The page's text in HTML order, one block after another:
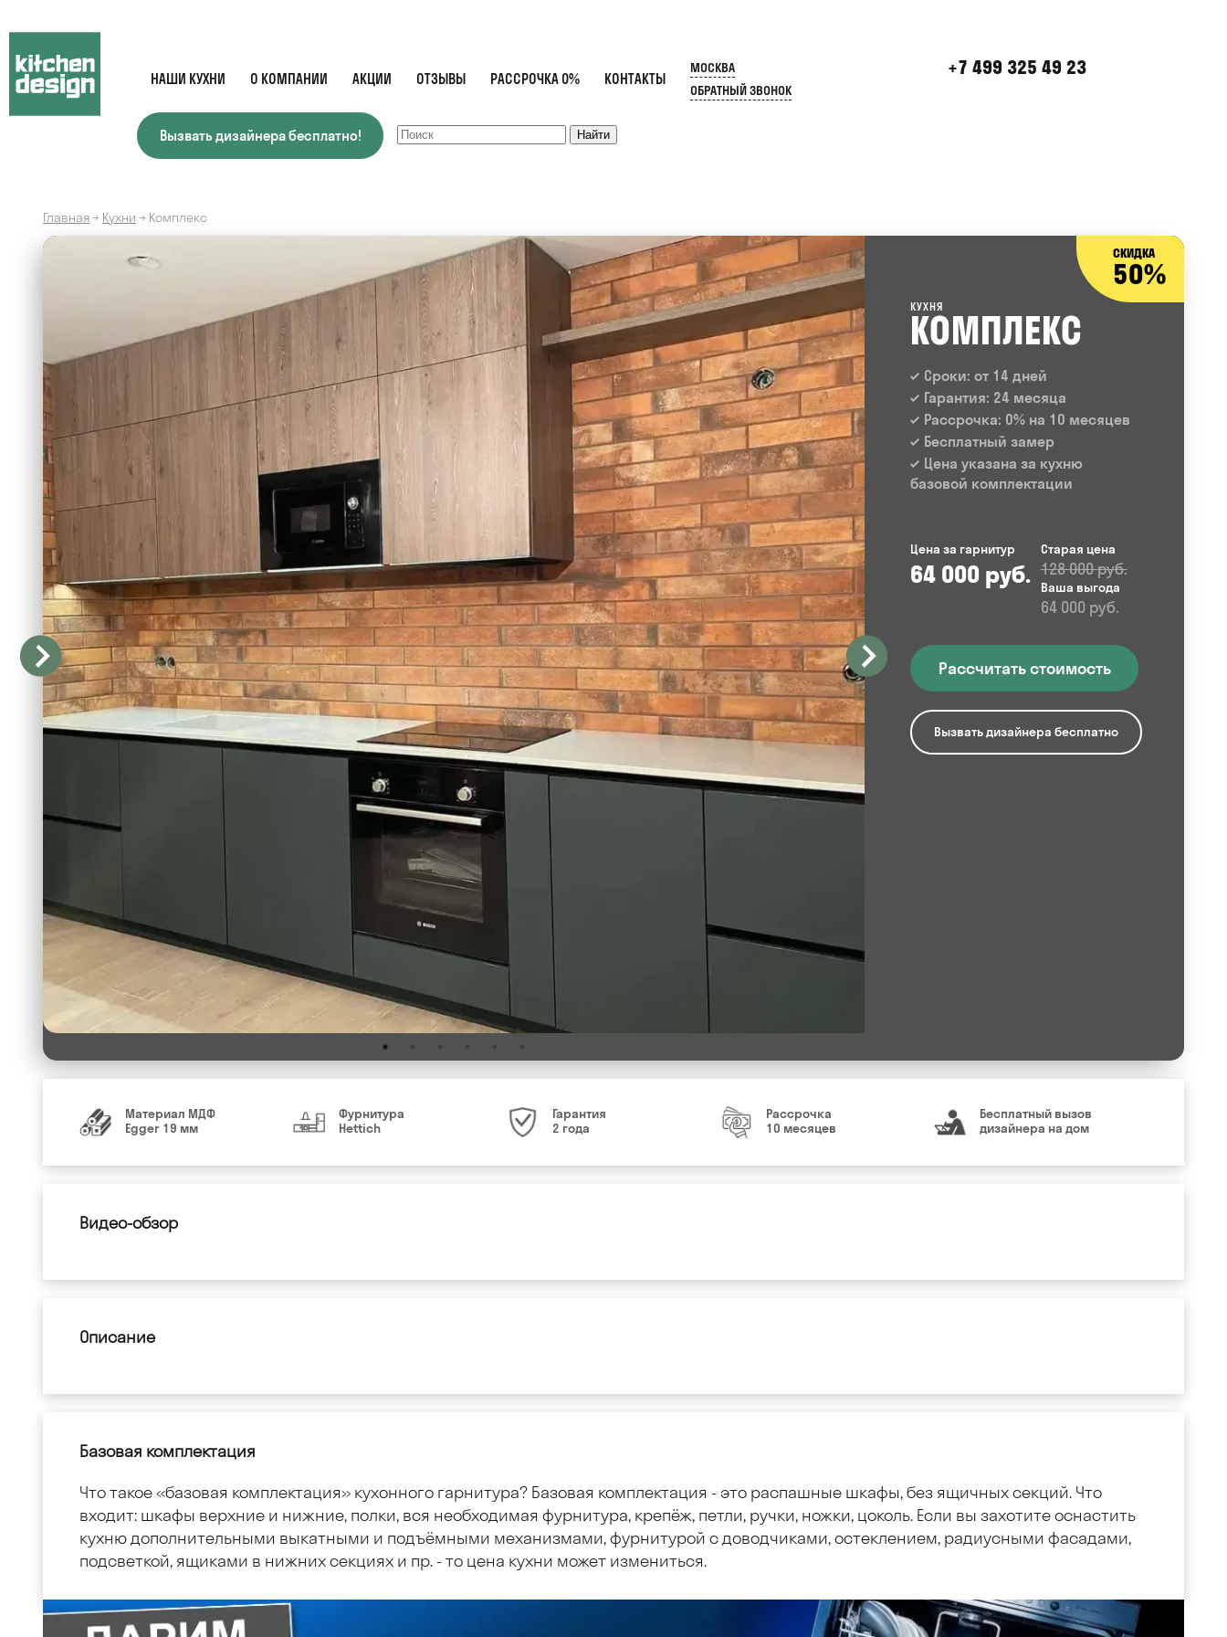
НАШИ КУХНИ О КОМПАНИИ АКЦИИ ОТЗЫВЫ РАССРОЧКА 0% КОНТАКТЫ
+7 499 325 49 23
Вызвать дизайнера бесплатно!
МОСКВА
ОБРАТНЫЙ ЗВОНОК
Главная→ Кухни → Комплекс
СКИДКА
50%
КУХНЯ
КОМПЛЕКС
Сроки: от 14 дней
Гарантия: 24 месяца
Рассрочка: 0% на 10 месяцев
Бесплатный замер
Цена указана за кухню
базовой комплектации
Цена за гарнитур
64 000 руб.
Старая цена
128 000 руб.
Ваша выгода
64 000 руб.
Рассчитать стоимость
Вызвать дизайнера бесплатно
Материал МДФ
Egger 19 мм
Фурнитура
Hettich
Гарантия
2 года
Рассрочка
10 месяцев
Бесплатный вызов
дизайнера на дом
Видео-обзор
Описание
Базовая комплектация
Что такое «базовая комплектация» кухонного гарнитура? Базовая комплектация - это распашные шкафы, без ящичных секций. Что
входит: шкафы верхние и нижние, полки, вся необходимая фурнитура, крепёж, петли, ручки, ножки, цоколь. Если вы захотите оснастить
кухню дополнительными выкатными и подъёмными механизмами, фурнитурой с доводчиками, остеклением, радиусными фасадами,
подсветкой, ящиками в нижних секциях и пр. - то цена кухни может измениться.